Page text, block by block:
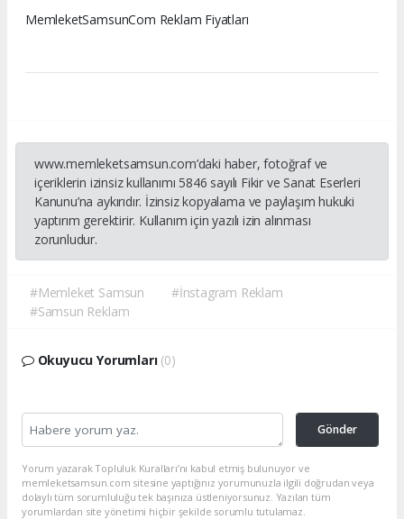
MemleketSamsunCom Reklam Fiyatları
www.memleketsamsun.com’daki haber, fotoğraf ve
içeriklerin izinsiz kullanımı 5846 sayılı Fikir ve Sanat Eserleri
Kanunu’na aykırıdır. İzinsiz kopyalama ve paylaşım hukuki
yaptırım gerektirir. Kullanım için yazılı izin alınması
zorunludur.
#Memleket Samsun
#İnstagram Reklam
#Samsun Reklam
Okuyucu Yorumları (0)
Gönder
Yorum yazarak Topluluk Kuralları’nı kabul etmiş bulunuyor ve
memleketsamsun.com sitesine yaptığınız yorumunuzla ilgili doğrudan veya
dolaylı tüm sorumluluğu tek başınıza üstleniyorsunuz. Yazılan tüm
yorumlardan site yönetimi hiçbir şekilde sorumlu tutulamaz.